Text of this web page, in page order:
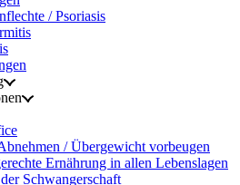
/ Psoriasis
/ Übergewicht vorbeugen
Ernährung in allen Lebenslagen
Schwangerschaft